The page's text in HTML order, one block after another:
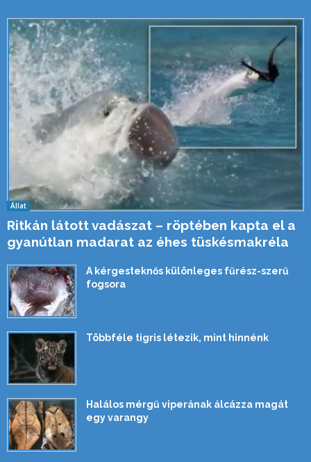
Állat
Ritkán látott vadászat – röptében kapta el a
gyanútlan madarat az éhes tüskésmakréla
A kérgesteknős különleges fűrész-szerű
fogsora
Többféle tigris létezik, mint hinnénk
Halálos mérgű viperának álcázza magát
egy varangy